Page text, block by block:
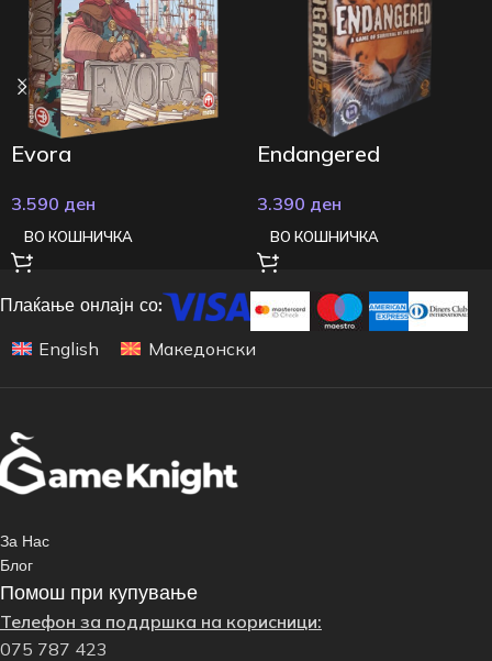
Evora
3.590 ден
ВО КОШНИЧКА
Endangered
3.390 ден
ВО КОШНИЧКА
Плаќање онлајн со:
English
Македонски
За Нас
Блог
Помош при купување
Телефон за поддршка на корисници:
075 787 423